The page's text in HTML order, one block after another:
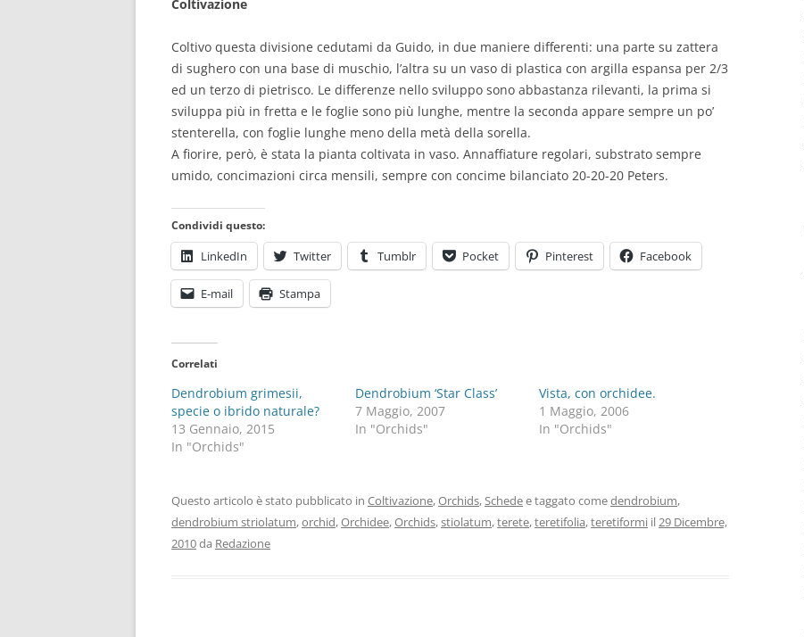
Coltivazione
Coltivo questa divisione cedutami da Guido, in due maniere differenti: una parte su zattera
di sughero con una base di muschio, l’altra su un vaso di plastica con argilla espansa per 2/3
ed un terzo di pietrisco. Le differenze nello sviluppo sono abbastanza rilevanti, la prima si
sviluppa più in fretta e le foglie sono più lunghe, mentre la seconda appare sempre un po’
stenterella, con foglie lunghe meno della metà della sorella.
A fiorire, però, è stata la pianta coltivata in vaso. Annaffiature regolari, substrato sempre
umido, concimazioni circa mensili, sempre con concime bilanciato 20-20-20 Peters.
Condividi questo:
LinkedIn Twitter Tumblr Pocket Pinterest Facebook
E-mail Stampa
Correlati
Dendrobium grimesii,
specie o ibrido naturale?
13 Gennaio, 2015
In "Orchids"
Dendrobium ‘Star Class’
7 Maggio, 2007
In "Orchids"
Vista, con orchidee.
1 Maggio, 2006
In "Orchids"
Questo articolo è stato pubblicato in Coltivazione,Orchids,Schedee taggato comedendrobium,
dendrobium striolatum,orchid,Orchidee,Orchids,stiolatum,terete,teretifolia,teretiformi il29 Dicembre,
2010da Redazione